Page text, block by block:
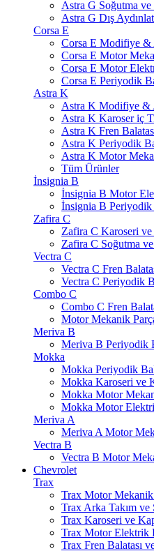
Astra G Soğutma
Astra G Dış
Corsa E
Corsa E Modifiye &
Corsa E Motor
Corsa E Motor
Corsa E Periyodik
Astra K
Astra K Modifiye &
Astra K Karoser iç
Astra K Fren
Astra K Periyodik
Astra K Motor
Tüm Ürünler
İnsignia B
İnsignia B Motor
İnsignia B Periyodik
Zafira C
Zafira C Karoseri
Zafira C Soğutma
Vectra C
Vectra C Fren
Vectra C Periyodik
Combo C
Combo C Fren
Motor Mekanik
Meriva B
Meriva B Periyodik
Mokka
Mokka Periyodik
Mokka Karoseri ve
Mokka Motor
Mokka Motor
Meriva A
Meriva A Motor
Vectra B
Vectra B Motor
Chevrolet
Trax
Trax Motor Mekanik
Trax Arka Takım ve
Trax Karoseri ve
Trax Motor Elektrik
Trax Fren Balatası